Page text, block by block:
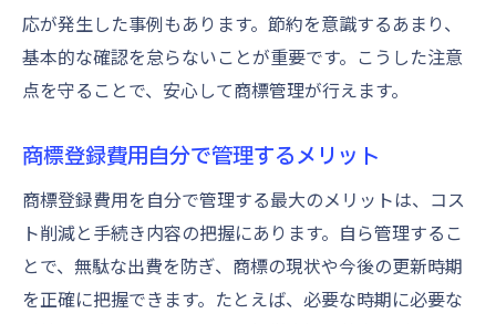
応が発生した事例もあります。節約を意識するあまり、
基本的な確認を怠らないことが重要です。こうした注意
点を守ることで、安心して商標管理が行えます。
商標登録費用自分で管理するメリット
商標登録費用を自分で管理する最大のメリットは、コス
ト削減と手続き内容の把握にあります。自ら管理するこ
とで、無駄な出費を防ぎ、商標の現状や今後の更新時期
を正確に把握できます。たとえば、必要な時期に必要な